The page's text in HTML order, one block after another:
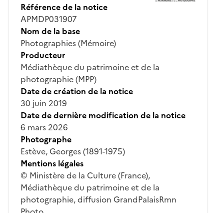
Référence de la notice
APMDP031907
Nom de la base
Photographies (Mémoire)
Producteur
Médiathèque du patrimoine et de la
photographie (MPP)
Date de création de la notice
30 juin 2019
Date de dernière modification de la notice
6 mars 2026
Photographe
Estève, Georges (1891-1975)
Mentions légales
© Ministère de la Culture (France),
Médiathèque du patrimoine et de la
photographie, diffusion GrandPalaisRmn